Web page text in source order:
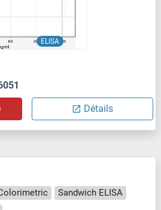
ELISA
Détails
Sandwich ELISA